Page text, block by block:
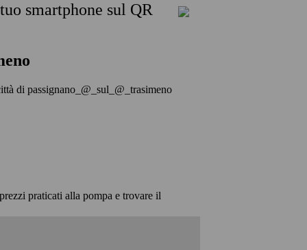
smartphone sul QR
di passignano_@_sul_@_trasimeno
praticati alla pompa e trovare il